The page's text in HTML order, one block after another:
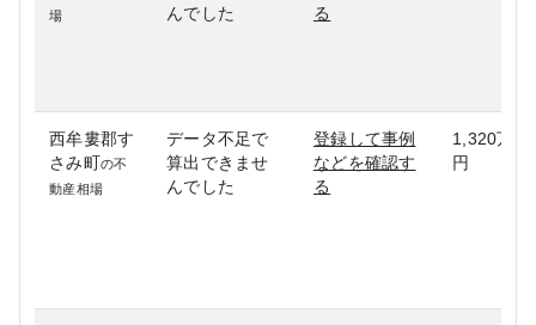
場
んでした
る
西牟婁郡す
さみ町の不
動産相場
データ不足で
算出できませ
んでした
登録して事例
などを確認す
る
1,320万
円